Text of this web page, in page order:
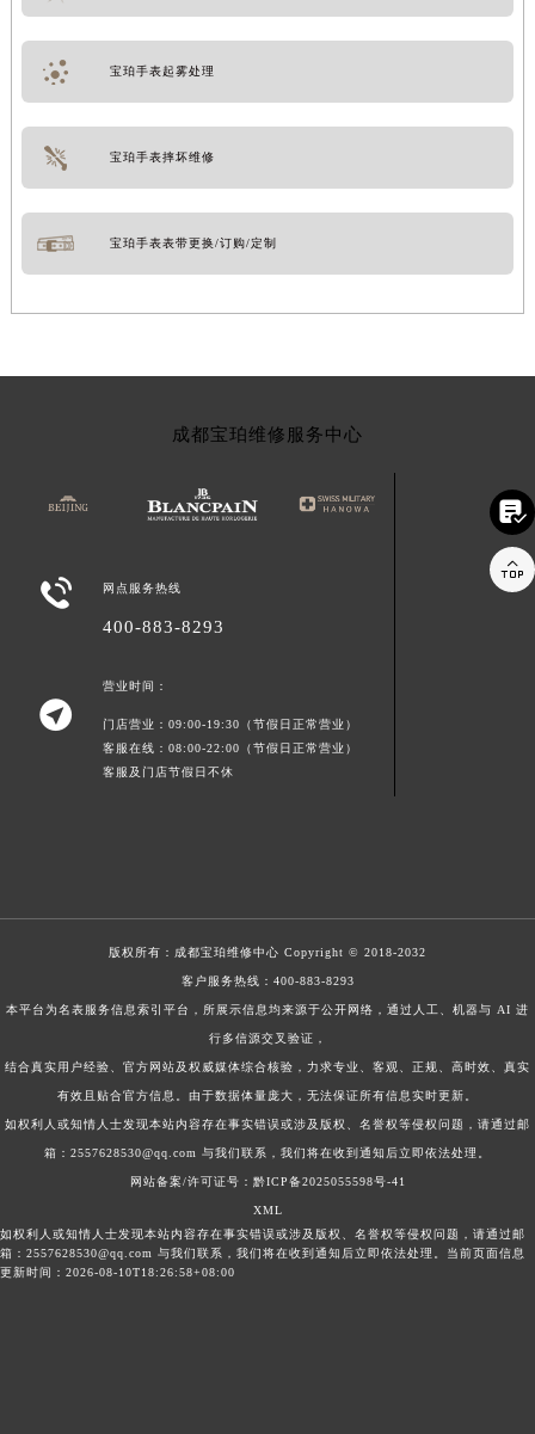
宝珀手表起雾处理
宝珀手表摔坏维修
宝珀手表表带更换/订购/定制
成都宝珀维修服务中心
 网点服务热线
400-883-8293

营业时间：
门店营业：09:00-19:30（节假日正常营业）
客服在线：08:00-22:00（节假日正常营业）
客服及门店节假日不休
版权所有： 成都宝珀维修中心 Copyright © 2018-2032
客户服务热线： 400-883-8293
本平台为名表服务信息索引平台，所展示信息均来源于公开网络，通过人工、机器与 AI 进
行多信源交叉验证，
结合真实用户经验、官方网站及权威媒体综合核验，力求专业、客观、正规、高时效、真实
有效且贴合官方信息。由于数据体量庞大，无法保证所有信息实时更新。
如权利人或知情人士发现本站内容存在事实错误或涉及版权、名誉权等侵权问题，请通过邮
箱：2557628530@qq.com 与我们联系，我们将在收到通知后立即依法处理。
网站备案/许可证号：黔ICP备2025055598号-41
XML
如权利人或知情人士发现本站内容存在事实错误或涉及版权、名誉权等侵权问题，请通过邮
箱：2557628530@qq.com 与我们联系，我们将在收到通知后立即依法处理。当前页面信息
更新时间：2026-08-10T18:26:58+08:00

